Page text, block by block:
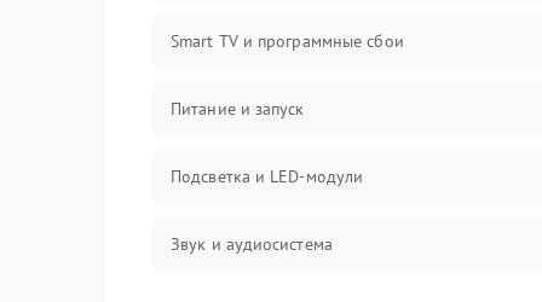
Smart TV и программные сбои
Питание и запуск
Подсветка и LED-модули
Звук и аудиосистема